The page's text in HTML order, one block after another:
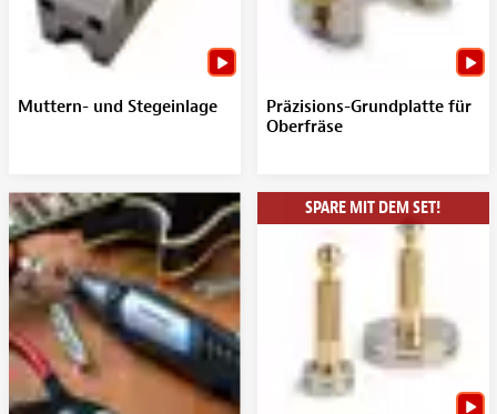
Muttern- und Stegeinlage
Präzisions-Grundplatte für
Oberfräse
SPARE MIT DEM SET!